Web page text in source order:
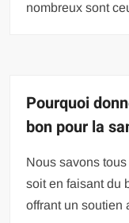
nombreux sont
Pourquoi
bon pour la
Nous savons
soit en faisant du
offrant un soutien